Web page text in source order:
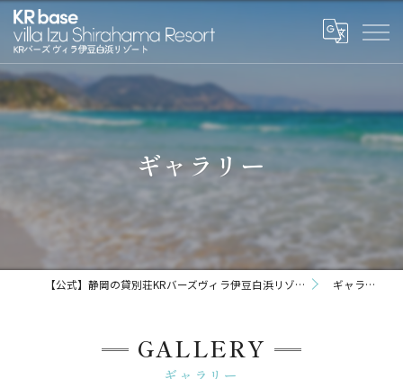
ギャラリー
【公式】静岡の貸別荘KRバーズヴィラ伊豆白浜リゾート ギャラリー
GALLERY
ギャラリー